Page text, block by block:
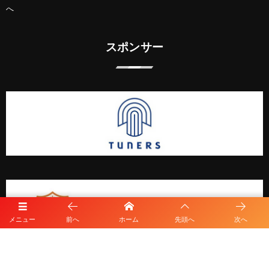
メニュー 前へ ホーム 先頭へ 次へ
へ
スポンサー